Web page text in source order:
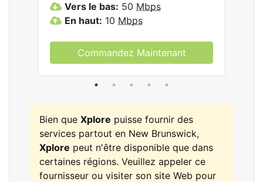
Vers le bas: 50 Mbps
En haut: 10 Mbps
Commandez Maintenant
Bien que Xplore puisse fournir des
services partout en New Brunswick,
Xplore peut n'être disponible que dans
certaines régions. Veuillez appeler ce
fournisseur ou visiter son site Web pour